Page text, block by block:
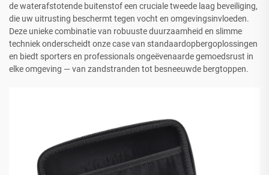
de waterafstotende buitenstof een cruciale tweede laag beveiliging,
die uw uitrusting beschermt tegen vocht en omgevingsinvloeden.
Deze unieke combinatie van robuuste duurzaamheid en slimme
techniek onderscheidt onze case van standaardopbergoplossingen
en biedt sporters en professionals ongeëvenaarde gemoedsrust in
elke omgeving — van zandstranden tot besneeuwde bergtoppen.